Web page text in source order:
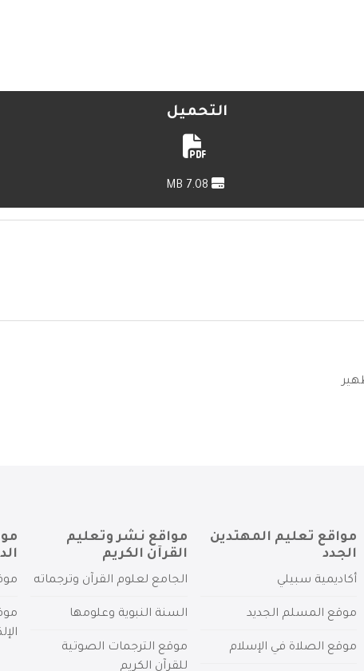
التحميل
مواقع تعليم المهتدين
الجدد
أكاديمية سبيلي
موقع المسلم الجديد
موقع الصلاة في الإسلام
مواقع نشر وتعليم
القرآن الكريم
الجامع لعلوم القرآن وترجماته
السنة النبوية وعلومها
موقع الترجمات الصوتية
للقرآن الكريم